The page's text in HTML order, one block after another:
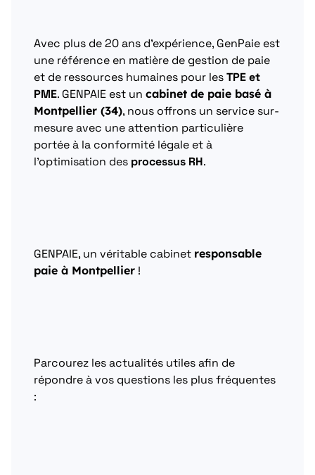
Avec plus de 20 ans d’expérience, GenPaie est
une référence en matière de gestion de paie
et de ressources humaines pour lesTPE et
PME. GENPAIE est un cabinet de paie basé à
Montpellier (34), nous offrons un service sur-
mesure avec une attention particulière
portée à la conformité légale et à
l’optimisation des processus RH.
GENPAIE, un véritable cabinet responsable
paie à Montpellier !
Parcourez les actualités utiles afin de
répondre à vos questions les plus fréquentes
: